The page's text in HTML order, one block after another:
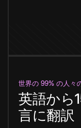
世界の 99% の人々
英語から
言に翻訳